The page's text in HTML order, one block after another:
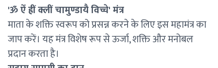
'ॐ ऐं ह्रीं क्लीं चामुण्डायै विच्चे' मंत्र
माता के शक्ति स्वरूप को प्रसन्न करने के लिए इस महामंत्र का
जाप करें। यह मंत्र विशेष रूप से ऊर्जा, शक्ति और मनोबल
प्रदान करता है।